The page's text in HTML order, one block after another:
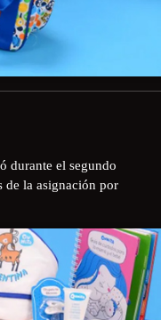
durante el segundo
de la asignación por